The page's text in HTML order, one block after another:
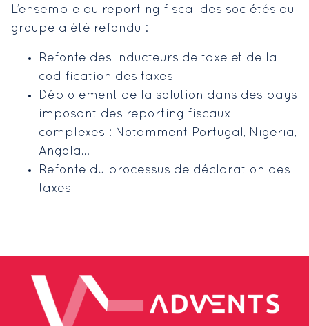
L’ensemble du reporting fiscal des sociétés du
groupe a été refondu :
Refonte des inducteurs de taxe et de la
codification des taxes
Déploiement de la solution dans des pays
imposant des reporting fiscaux
complexes : Notamment Portugal, Nigeria,
Angola…
Refonte du processus de déclaration des
taxes